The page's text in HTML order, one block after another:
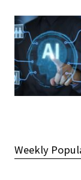
Weekly